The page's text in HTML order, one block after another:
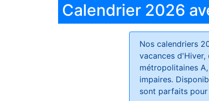
Calendrier 2026
Nos calendriers
vacances d'Hiver,
métropolitaines
impaires.
sont parfaits